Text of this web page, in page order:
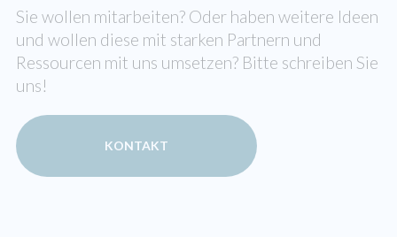
Sie wollen mitarbeiten? Oder haben weitere Ideen
und wollen diese mit starken Partnern und
Ressourcen mit uns umsetzen? Bitte schreiben Sie
uns!
KONTAKT